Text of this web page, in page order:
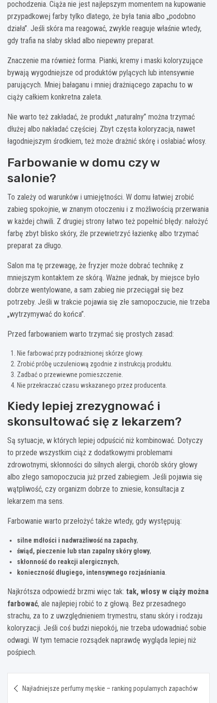
pochodzenia. Ciąża nie jest najlepszym momentem na kupowanie
przypadkowej farby tylko dlatego, że była tania albo „podobno
działa”. Jeśli skóra ma reagować, zwykle reaguje właśnie wtedy,
gdy trafia na słaby skład albo niepewny preparat.
Znaczenie ma również forma. Pianki, kremy i maski koloryzujące
bywają wygodniejsze od produktów pylących lub intensywnie
parujących. Mniej bałaganu i mniej drażniącego zapachu to w
ciąży całkiem konkretna zaleta.
Nie warto też zakładać, że produkt „naturalny” można trzymać
dłużej albo nakładać częściej. Zbyt częsta koloryzacja, nawet
łagodniejszym środkiem, też może drażnić skórę i osłabiać włosy.
Farbowanie w domu czy w
salonie?
To zależy od warunków i umiejętności. W domu łatwiej zrobić
zabieg spokojnie, w znanym otoczeniu i z możliwością przerwania
w każdej chwili. Z drugiej strony łatwo też popełnić błędy: nałożyć
farbę zbyt blisko skóry, źle przewietrzyć łazienkę albo trzymać
preparat za długo.
Salon ma tę przewagę, że fryzjer może dobrać technikę z
mniejszym kontaktem ze skórą. Ważne jednak, by miejsce było
dobrze wentylowane, a sam zabieg nie przeciągał się bez
potrzeby. Jeśli w trakcie pojawia się złe samopoczucie, nie trzeba
„wytrzymywać do końca”.
Przed farbowaniem warto trzymać się prostych zasad:
Nie farbować przy podrażnionej skórze głowy.
Zrobić próbę uczuleniową zgodnie z instrukcją produktu.
Zadbać o przewiewne pomieszczenie.
Nie przekraczać czasu wskazanego przez producenta.
Kiedy lepiej zrezygnować i
skonsultować się z lekarzem?
Są sytuacje, w których lepiej odpuścić niż kombinować. Dotyczy
to przede wszystkim ciąż z dodatkowymi problemami
zdrowotnymi, skłonności do silnych alergii, chorób skóry głowy
albo złego samopoczucia już przed zabiegiem. Jeśli pojawia się
wątpliwość, czy organizm dobrze to zniesie, konsultacja z
lekarzem ma sens.
Farbowanie warto przełożyć także wtedy, gdy występują:
silne mdłości i nadwrażliwość na zapachy,
świąd, pieczenie lub stan zapalny skóry głowy,
skłonność do reakcji alergicznych,
konieczność długiego, intensywnego rozjaśniania
Najkrótsza odpowiedź brzmi więc tak: tak, włosy w ciąży można
farbować, ale najlepiej robić to z głową. Bez przesadnego
strachu, za to z uwzględnieniem trymestru, stanu skóry i rodzaju
koloryzacji. Jeśli coś budzi niepokój, nie trzeba udowadniać sobie
odwagi. W tym temacie rozsądek naprawdę wygląda lepiej niż
pośpiech.
wpisu
Najładniejsze perfumy męskie – ranking popularnych zapachów